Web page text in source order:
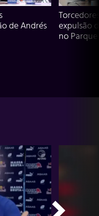
de Andrés
expulsão
no Parque